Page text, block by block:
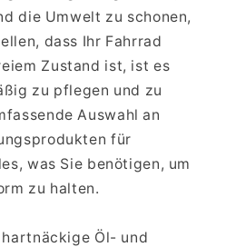
die Umwelt zu schonen,
dass Ihr Fahrrad
Zustand ist, ist es
zu pflegen und zu
Auswahl an
für
was Sie benötigen, um
zu halten.
Öl- und